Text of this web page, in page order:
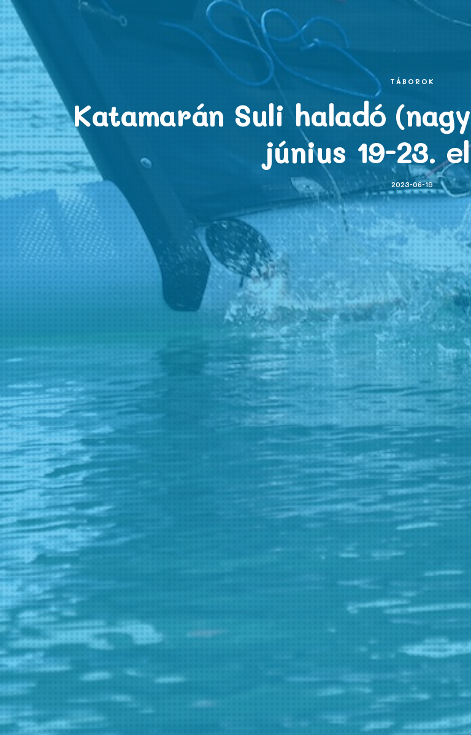
TÁBOROK
Katamarán Suli haladó
június 19-23.
2023-06-19